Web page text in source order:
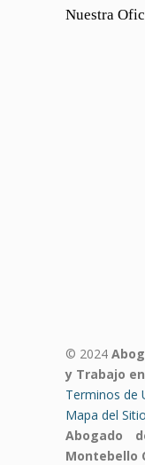
Nuestra
© 2024
y Trabajo
Terminos de
Mapa del Sitio
Abogado
Montebello